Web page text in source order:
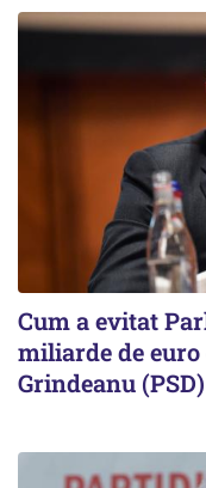
Cum a evitat
miliarde de
Grindeanu (PSD)